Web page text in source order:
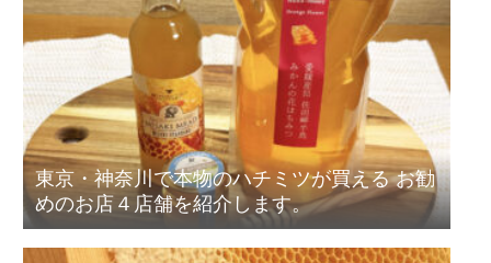
東京・神奈川で本物のハチミツが買える お勧
めのお店４店舗を紹介します。